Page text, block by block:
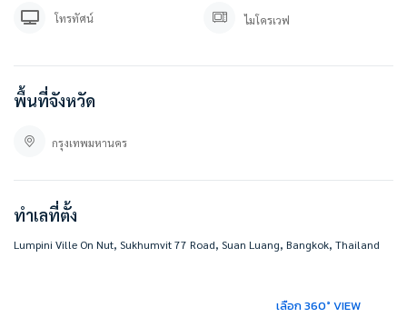
โทรทัศน์ ไมโครเวฟ
พื้นที่จังหวัด
กรุงเทพมหานคร
ทำเลที่ตั้ง
Lumpini Ville On Nut, Sukhumvit 77 Road, Suan Luang, Bangkok, Thailand
เลือก 360° VIEW